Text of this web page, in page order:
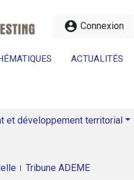
account_circle Connexion
ACTUALITÉS
et développement territorial
Tribune ADEME